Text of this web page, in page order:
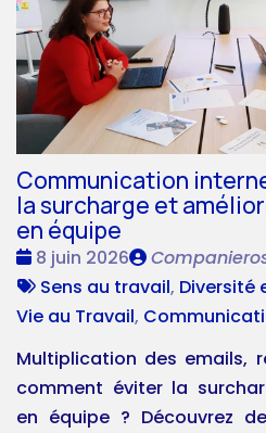
Communication
la surcharge et
en équipe
Date
:
8 juin 2026
Publié
par
Tags
:
Sens au travail, Diversité
Vie au Travail,
Multiplication des emails,
comment éviter la
en équipe ? Découvrez